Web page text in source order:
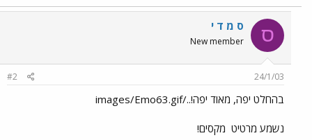
ס ס מ ד י
New member
24/1/03
#2
בהחלט יפה, מאוד יפה!../images/Emo63.gif
נשמע מרטיט מקסים!